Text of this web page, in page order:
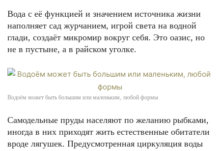
Вода с её функцией и значением источника жизни
наполняет сад журчанием, игрой света на водной
глади, создаёт микромир вокруг себя. Это оазис, но
не в пустыне, а в райском уголке.
Водоём может быть большим или маленьким, любой формы
Самодельные пруды населяют по желанию рыбками,
иногда в них приходят жить естественные обитатели
вроде лягушек. Предусмотренная циркуляция воды